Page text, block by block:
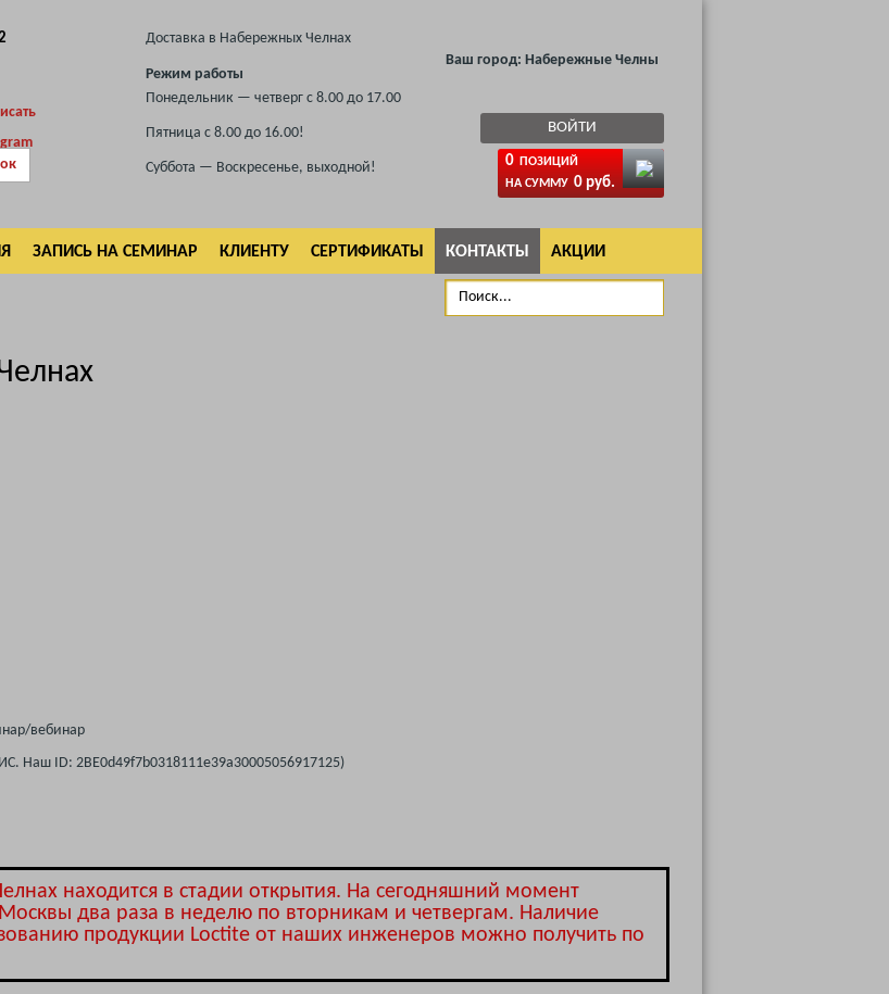
Доставка в Набережных Челнах
Режим работы
Понедельник — четверг с 8.00 до 17.00
Пятница с 8.00 до 16.00!
Суббота — Воскресенье, выходной!
Ваш город: Набережные Челны
ЗАПИСЬ НА СЕМИНАР КЛИЕНТУ СЕРТИФИКАТЫ КОНТАКТЫ АКЦИИ
ВОЙТИ
0 ПОЗИЦИЙ
НА СУММУ 0 руб.
вебинар
Наш ID: 2BE0d49f7b0318111e39a30005056917125)
находится в стадии открытия. На сегодняшний момент
Москвы два раза в неделю по вторникам и четвергам. Наличие
продукции Loctite от наших инженеров можно получить по